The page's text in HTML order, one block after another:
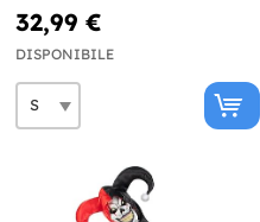
32,99 €
DISPONIBILE